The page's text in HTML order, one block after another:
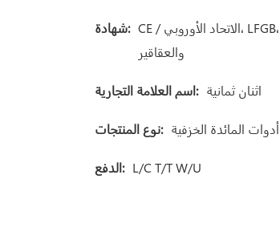
شهادة: CE / الاتحاد الأوروبي، LFGB، SGS، ادارة الاغذية
والعقاقير
اسم العلامة التجارية: اثنان ثمانية
نوع المنتجات: أدوات المائدة الخزفية
الدفع: L/C T/T W/U